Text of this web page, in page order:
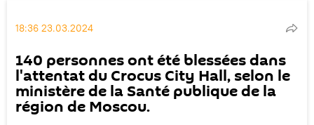
18:36 23.03.2024
140 personnes ont été blessées dans
l'attentat du Crocus City Hall, selon le
ministère de la Santé publique de la
région de Moscou.